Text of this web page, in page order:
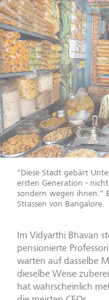
"Diese Stadt gebärt
ersten Generation -
sondern wegen ihnen."
Strassen von Bangalore.
Im Vidyarthi Bhavan
pensionierte
warten auf dasselbe
dieselbe Weise
hat wahrscheinlich